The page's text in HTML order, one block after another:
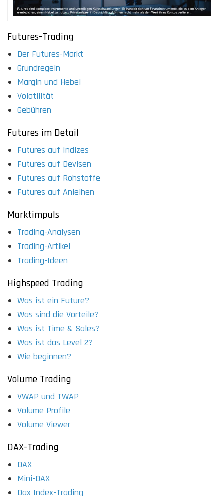
Futures-Trading
Der Futures-Markt
Grundregeln
Margin und Hebel
Volatilität
Gebühren
Futures im Detail
Futures auf Indizes
Futures auf Devisen
Futures auf Rohstoffe
Futures auf Anleihen
Marktimpuls
Trading-Analysen
Trading-Artikel
Trading-Ideen
Highspeed Trading
Was ist ein Future?
Was sind die Vorteile?
Was ist Time & Sales?
Was ist das Level 2?
Wie beginnen?
Volume Trading
VWAP und TWAP
Volume Profile
Volume Viewer
DAX-Trading
DAX
Mini-DAX
Dax Index-Trading